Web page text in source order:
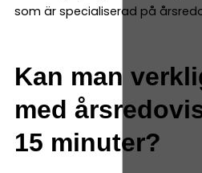
som är specialiserad på
Kan man
med
15 minuter?